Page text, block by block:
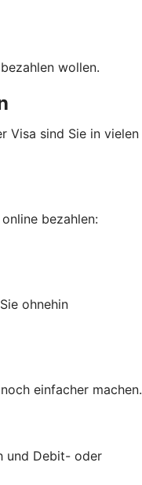
wollen.
Visa sind Sie in vielen
bezahlen:
ohnehin
einfacher machen.
und Debit- oder